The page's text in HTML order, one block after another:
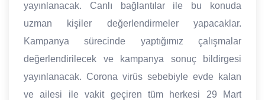
yayınlanacak. Canlı bağlantılar ile bu konuda
uzman kişiler değerlendirmeler yapacaklar.
Kampanya sürecinde yaptığımız çalışmalar
değerlendirilecek ve kampanya sonuç bildirgesi
yayınlanacak. Corona virüs sebebiyle evde kalan
ve ailesi ile vakit geçiren tüm herkesi 29 Mart